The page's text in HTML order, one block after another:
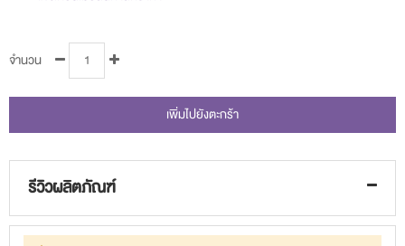
จำนวน
เพิ่มไปยังตะกร้า
รีวิวผลิตภัณฑ์